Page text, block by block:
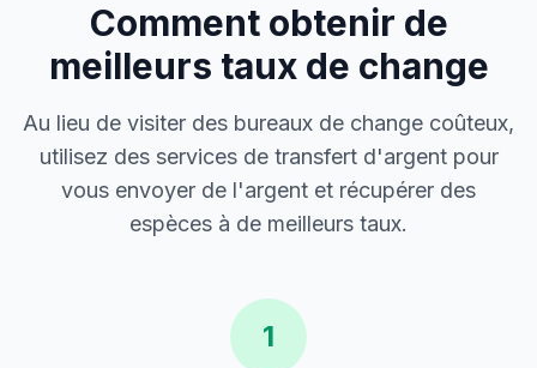
Comment obtenir de
meilleurs taux de change
Au lieu de visiter des bureaux de change coûteux,
utilisez des services de transfert d'argent pour
vous envoyer de l'argent et récupérer des
espèces à de meilleurs taux.
1